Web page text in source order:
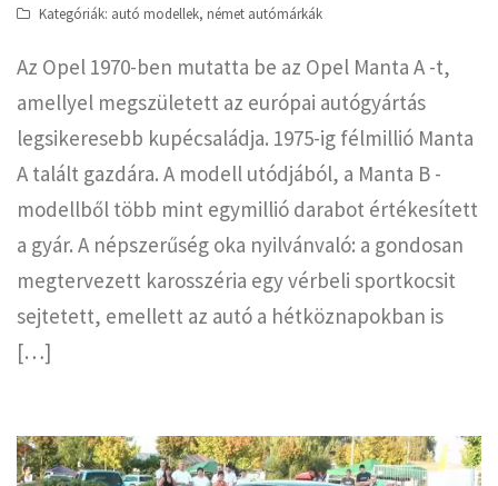
Kategóriák: autó modellek, német autómárkák
Az Opel 1970-ben mutatta be az Opel Manta A -t,
amellyel megszületett az európai autógyártás
legsikeresebb kupécsaládja. 1975-ig félmillió Manta
A talált gazdára. A modell utódjából, a Manta B -
modellből több mint egymillió darabot értékesített
a gyár. A népszerűség oka nyilvánvaló: a gondosan
megtervezett karosszéria egy vérbeli sportkocsit
sejtetett, emellett az autó a hétköznapokban is
[…]